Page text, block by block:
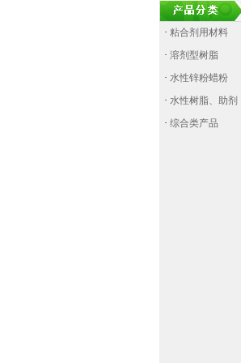
· 粘合剂用材料
· 溶剂型树脂
· 水性锌粉蜡粉
· 水性树脂、助剂
· 综合类产品